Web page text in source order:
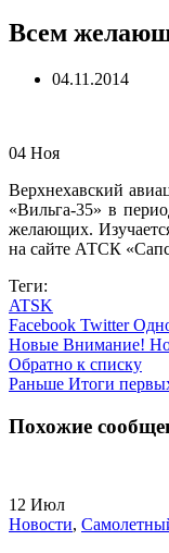
Всем
04.11.2014
04 Ноя
Верхнехавский
«Вильга-35» в
желающих.
на сайте АТСК
Теги:
ATSK
Facebook Twitter
Новые Внимание!
Обратно к списку
Раньше Итоги
Похожие
12 Июл
Новости,